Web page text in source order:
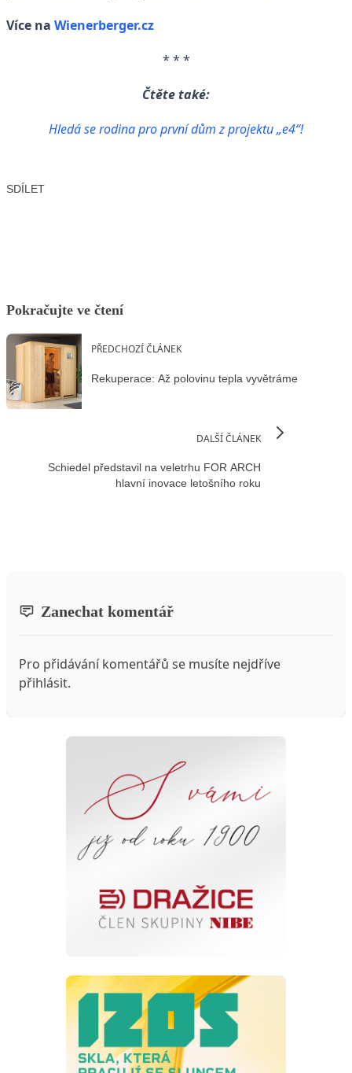
Více na Wienerberger.cz
* * *
Čtěte také:
Hledá se rodina pro první dům z projektu „e4“!
SDÍLET
Pokračujte ve čtení
PŘEDCHOZÍ ČLÁNEK
Rekuperace: Až polovinu tepla vyvětráme
DALŠÍ ČLÁNEK
Schiedel představil na veletrhu FOR ARCH
hlavní inovace letošního roku
Zanechat komentář
Pro přidávání komentářů se musíte nejdříve
přihlásit.